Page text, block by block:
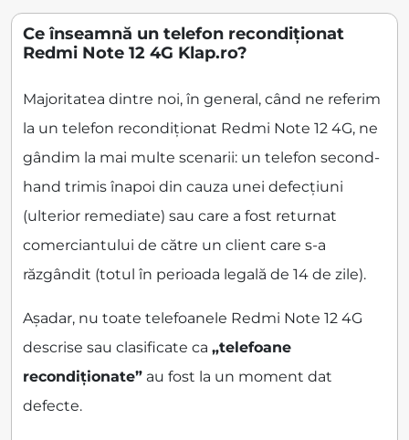
Ce înseamnă un telefon recondiționat
Redmi Note 12 4G Klap.ro?
Majoritatea dintre noi, în general, când ne referim
la un telefon recondiționat Redmi Note 12 4G, ne
gândim la mai multe scenarii: un telefon second-
hand trimis înapoi din cauza unei defecțiuni
(ulterior remediate) sau care a fost returnat
comerciantului de către un client care s-a
răzgândit (totul în perioada legală de 14 de zile).
Așadar, nu toate telefoanele Redmi Note 12 4G
descrise sau clasificate ca „telefoane
recondiționate” au fost la un moment dat
defecte.